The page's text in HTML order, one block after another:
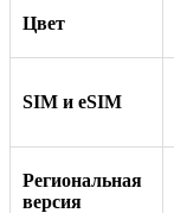
Цвет
SIM и eSIM
Региональная
версия